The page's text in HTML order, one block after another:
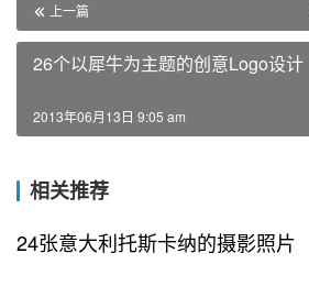
上一篇
26个以犀牛为主题的创意Logo设计
2013年06月13日 9:05 am
相关推荐
24张意大利托斯卡纳的摄影照片